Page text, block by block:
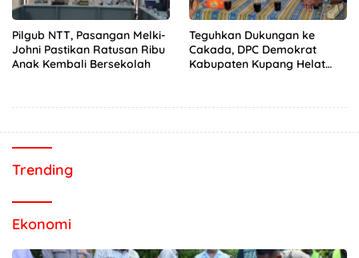
Pilgub NTT, Pasangan Melki-
Johni Pastikan Ratusan Ribu
Anak Kembali Bersekolah
Teguhkan Dukungan ke
Cakada, DPC Demokrat
Kabupaten Kupang Helat
Trending
Ekonomi